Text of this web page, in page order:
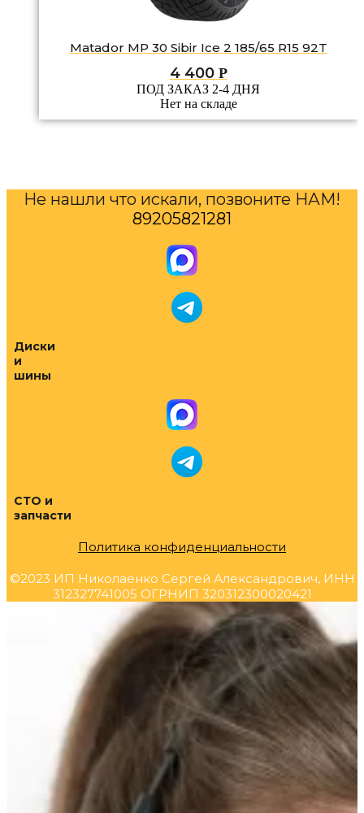
Matador MP 30 Sibir Ice 2 185/65 R15 92T
4 400 Р
ПОД ЗАКАЗ 2-4 ДНЯ
Нет на складе
Не нашли что искали, позвоните НАМ!
89205821281
Диски
и
шины
СТО и
запчасти
Политика конфиденциальности
©2023 ИП Николаенко Сергей Александрович, ИНН
312327741005 ОГРНИП 320312300020421